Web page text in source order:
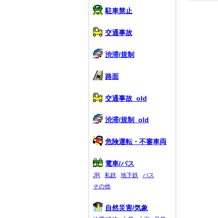
駐車禁止
交通事故
渋滞/規制
路面
交通事故_old
渋滞/規制_old
危険運転・不審車両
電車/バス
JR 私鉄 地下鉄
バス
その他
自然災害/気象